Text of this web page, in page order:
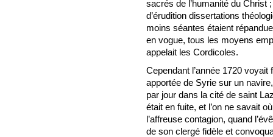
sacrés de l’humanité du Christ
d’érudition dissertations
moins séantes étaient
en vogue, tous les moyens
appelait les Cordicoles.
Cependant l’année 1720
apportée de Syrie sur un
par jour dans la cité de saint
était en fuite, et l’on ne savait
l’affreuse contagion, quand
de son clergé fidèle et